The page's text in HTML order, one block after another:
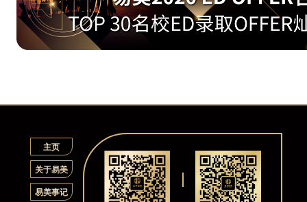
主页
关于易美
易美事记